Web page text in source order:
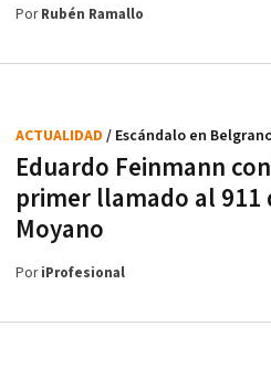
PorRubén Ramallo
Eduardo Feinmann
primer llamado al 911
Moyano
ACTUALIDAD / Escándalo en
PoriProfesional